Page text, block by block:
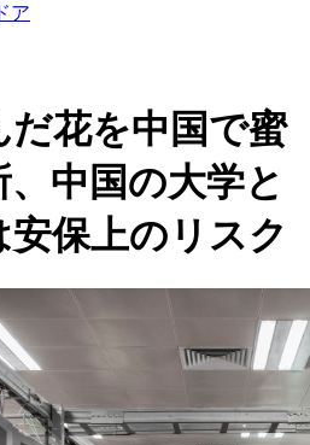
ア
だ花を中国で蜜
中国の大学と
保上のリスク